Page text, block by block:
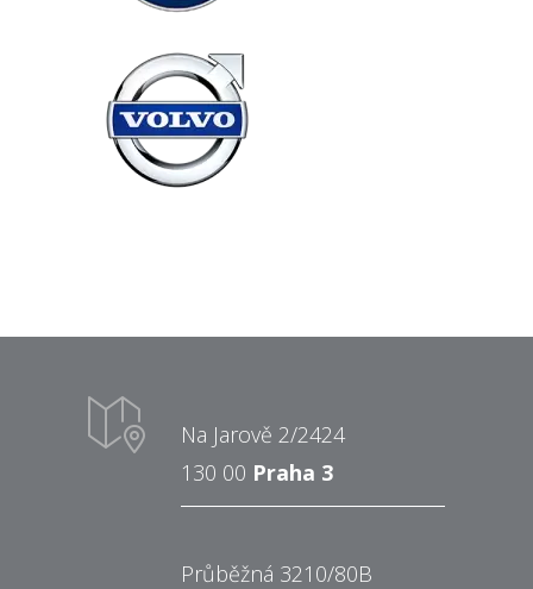
Na Jarově 2/2424
130 00 Praha 3
Průběžná 3210/80B